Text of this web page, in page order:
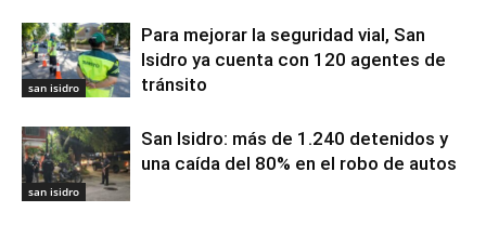
san isidro
Para mejorar la seguridad vial, San
Isidro ya cuenta con 120 agentes de
tránsito
san isidro
San Isidro: más de 1.240 detenidos y
una caída del 80% en el robo de autos